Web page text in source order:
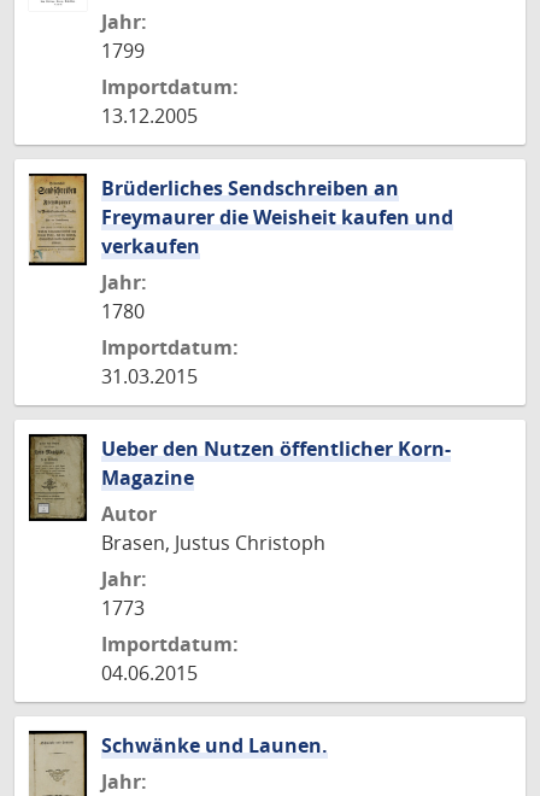
Jahr:
1799
Importdatum:
13.12.2005
Brüderliches Sendschreiben an
Freymaurer die Weisheit kaufen und
verkaufen
Jahr:
1780
Importdatum:
31.03.2015
Ueber den Nutzen öffentlicher Korn-
Magazine
Autor
Brasen, Justus Christoph
Jahr:
1773
Importdatum:
04.06.2015
Schwänke und Launen.
Jahr: